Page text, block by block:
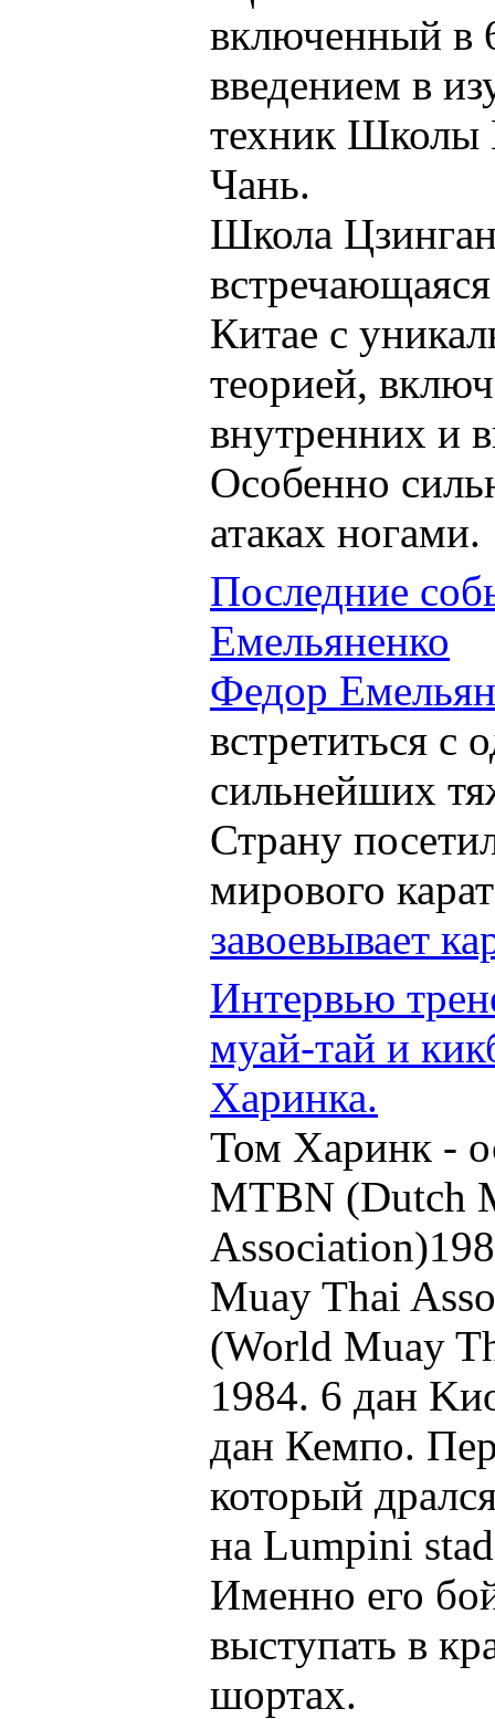
включенный в
введением в
техник Школы
Чань.
Школа
Китае с
теорией,
внутренних и
Особенно
атаках ногами.
Последние
Емельяненко
Федор
встретиться с
сильнейших
Страну
мирового
завоевывает
Интервью
муай-тай и
Харинка.
Том Харинк -
MTBN (Dutch
Muay Thai
(World Muay
1984. 6 дан
дан Кемпо.
который
на Lumpini
Именно его
выступать в
шортах.